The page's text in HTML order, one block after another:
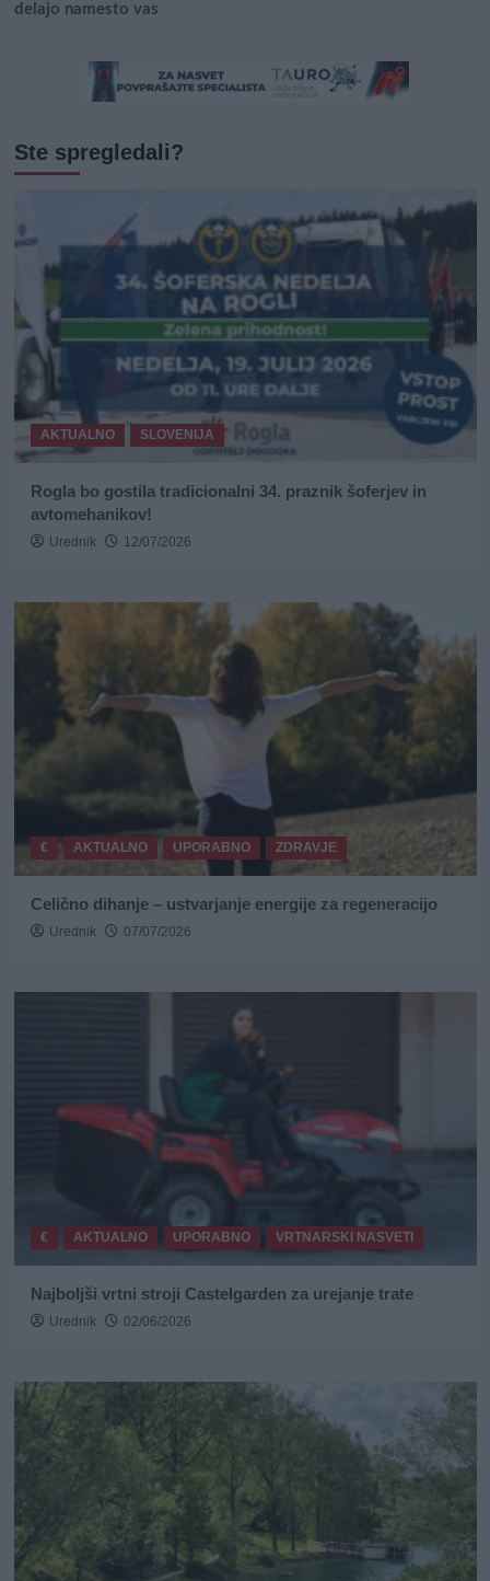
delajo namesto vas
Ste spregledali?
AKTUALNO SLOVENIJA
Rogla bo gostila tradicionalni 34. praznik šoferjev in
avtomehanikov!
Urednik 12/07/2026
€ AKTUALNO UPORABNO ZDRAVJE
Celično dihanje – ustvarjanje energije za regeneracijo
Urednik 07/07/2026
€ AKTUALNO UPORABNO VRTNARSKI NASVETI
Najboljši vrtni stroji Castelgarden za urejanje trate
Urednik 02/06/2026